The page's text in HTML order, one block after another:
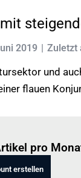
2019 Zuletzt
und
flauen
pro
erstellen